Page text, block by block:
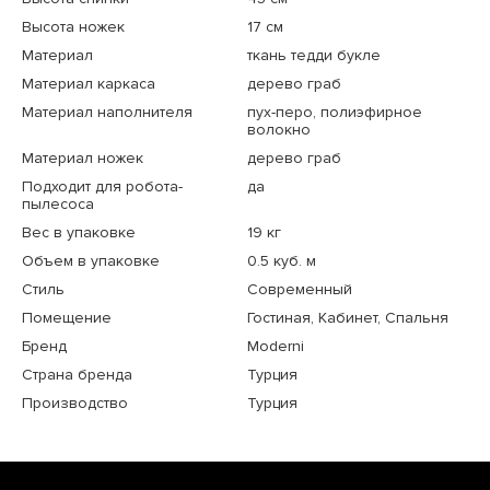
Высота ножек
17 см
Материал
ткань тедди букле
Материал каркаса
дерево граб
Материал наполнителя
пух-перо, полиэфирное
волокно
Материал ножек
дерево граб
Подходит для робота-
пылесоса
да
Вес в упаковке
19 кг
Объем в упаковке
0.5 куб. м
Стиль
Современный
Помещение
Гостиная, Кабинет, Спальня
Бренд
Moderni
Страна бренда
Турция
Производство
Турция